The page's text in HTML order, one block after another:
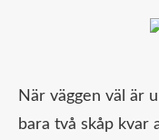
När väggen väl är
bara två skåp kvar